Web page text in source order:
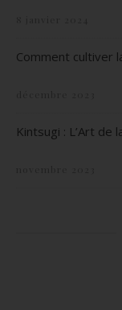
Comment cultiver
Kintsugi : L’Art de